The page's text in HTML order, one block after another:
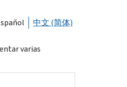
中文 (简体)
varias